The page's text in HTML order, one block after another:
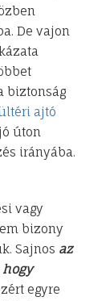
De vajon
biztonság
ajtó
úton
irányába.
vagy
bizony
Sajnos az
egyre